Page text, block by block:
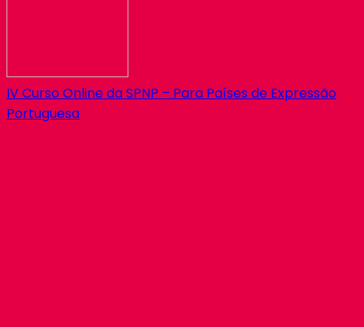
IV Curso Online da SPNP – Para Países de Expressão
Portuguesa